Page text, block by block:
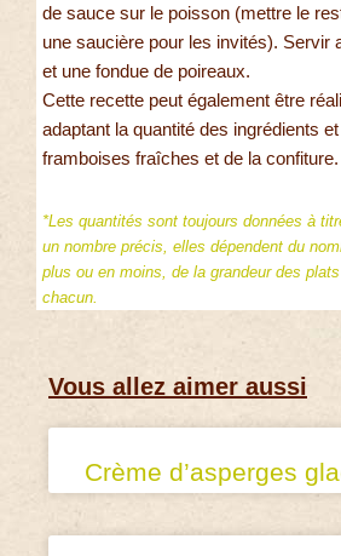
de sauce sur le poisson (mettre le
une saucière pour les invités). Servir
et une fondue de poireaux.
Cette recette peut également être
adaptant la quantité des ingrédients
framboises fraîches et de la confiture.
*Les quantités sont toujours données à
un nombre précis, elles dépendent du
plus ou en moins, de la grandeur des
chacun.
Vous allez aimer aussi
Crème d’asperges